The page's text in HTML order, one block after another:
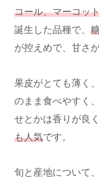
コール、マーコッ
誕生した品種で、
が控えめで、甘さ
果皮がとても薄く
のまま食べやすく
せとかは香りが良
も人気です。
旬と産地について